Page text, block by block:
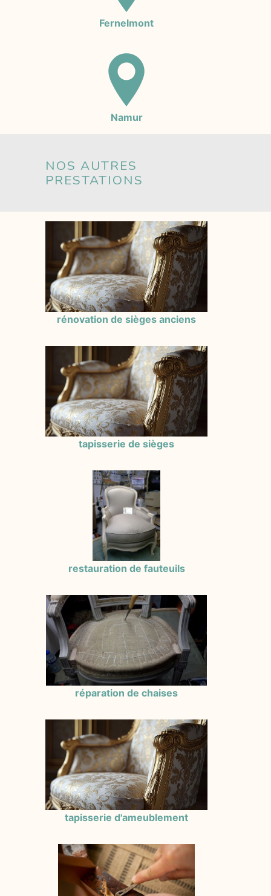
Fernelmont
Namur
NOS AUTRES
PRESTATIONS
rénovation de sièges anciens
tapisserie de sièges
restauration de fauteuils
réparation de chaises
tapisserie d'ameublement